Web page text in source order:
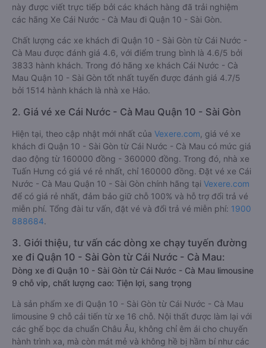
này được viết trực tiếp bởi các khách hàng đã trải nghiệm
các hãng Xe Cái Nước - Cà Mau đi Quận 10 - Sài Gòn.
Chất lượng các xe khách đi Quận 10 - Sài Gòn từ Cái Nước -
Cà Mau được đánh giá 4.6, với điểm trung bình là 4.6/5 bởi
3833 hành khách. Trong đó hãng xe khách Cái Nước - Cà
Mau Quận 10 - Sài Gòn tốt nhất tuyến được đánh giá 4.7/5
bởi 1514 hành khách là nhà xe Hảo.
2. Giá vé xe Cái Nước - Cà Mau Quận 10 - Sài Gòn
Hiện tại, theo cập nhật mới nhất của Vexere.com , giá vé xe
khách đi Quận 10 - Sài Gòn từ Cái Nước - Cà Mau có mức giá
dao động từ 160000 đồng - 360000 đồng. Trong đó, nhà xe
Tuấn Hưng có giá vé rẻ nhất, chỉ 160000 đồng. Đặt vé xe Cái
Nước - Cà Mau Quận 10 - Sài Gòn chính hãng tại Vexere.com
để có giá rẻ nhất, đảm bảo giữ chỗ 100% và hỗ trợ đổi trả vé
miễn phí. Tổng đài tư vấn, đặt vé và đổi trả vé miễn phí: 1900
888684.
3. Giới thiệu, tư vấn các dòng xe chạy tuyến đường
xe đi Quận 10 - Sài Gòn từ Cái Nước - Cà Mau:
Dòng xe đi Quận 10 - Sài Gòn từ Cái Nước - Cà Mau limousine
9 chỗ vip, chất lượng cao: Tiện lợi, sang trọng
Là sản phẩm xe đi Quận 10 - Sài Gòn từ Cái Nước - Cà Mau
limousine 9 chỗ cải tiến từ xe 16 chỗ. Nội thất được làm lại với
các ghế bọc da chuẩn Châu Âu, không chỉ êm ái cho chuyến
hành trình xa, mà còn mát mẻ và không hề bị hầm bí như các